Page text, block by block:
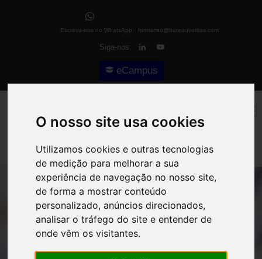
O nosso site usa cookies
Utilizamos cookies e outras tecnologias
de medição para melhorar a sua
experiência de navegação no nosso site,
de forma a mostrar conteúdo
personalizado, anúncios direcionados,
analisar o tráfego do site e entender de
onde vêm os visitantes.
Escreva-nos no WhatsApp formacao@bureauveritas.com
Siga-nos:
eCampus